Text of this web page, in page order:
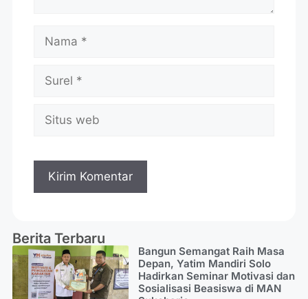
Berita Terbaru
Bangun Semangat Raih Masa
Depan, Yatim Mandiri Solo
Hadirkan Seminar Motivasi dan
Sosialisasi Beasiswa di MAN